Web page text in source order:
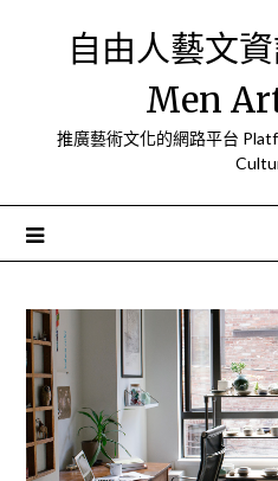
自由人藝文
Men
推廣藝術文化的網路平台